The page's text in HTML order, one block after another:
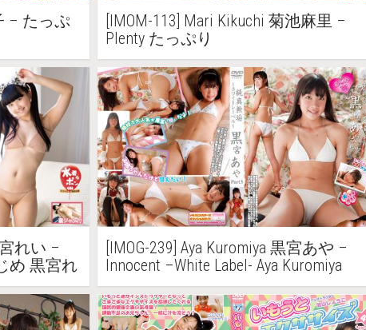
– たっぷ
[IMOM-113] Mari Kikuchi 菊池麻里 –
Plenty たっぷり
れい –
め 黒宮れ
[IMOG-239] Aya Kuromiya 黒宮あや –
Innocent –White Label- Aya Kuromiya
Part3 純真無垢 -ホワイトレーベル-黒
宮あや Part3